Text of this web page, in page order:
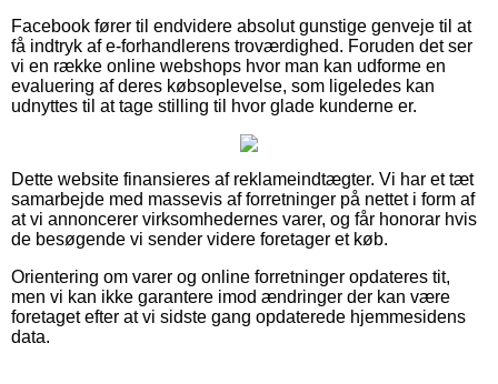
Facebook fører til endvidere absolut gunstige genveje til at
få indtryk af e-forhandlerens troværdighed. Foruden det ser
vi en række online webshops hvor man kan udforme en
evaluering af deres købsoplevelse, som ligeledes kan
udnyttes til at tage stilling til hvor glade kunderne er.
Dette website finansieres af reklameindtægter. Vi har et tæt
samarbejde med massevis af forretninger på nettet i form af
at vi annoncerer virksomhedernes varer, og får honorar hvis
de besøgende vi sender videre foretager et køb.
Orientering om varer og online forretninger opdateres tit,
men vi kan ikke garantere imod ændringer der kan være
foretaget efter at vi sidste gang opdaterede hjemmesidens
data.